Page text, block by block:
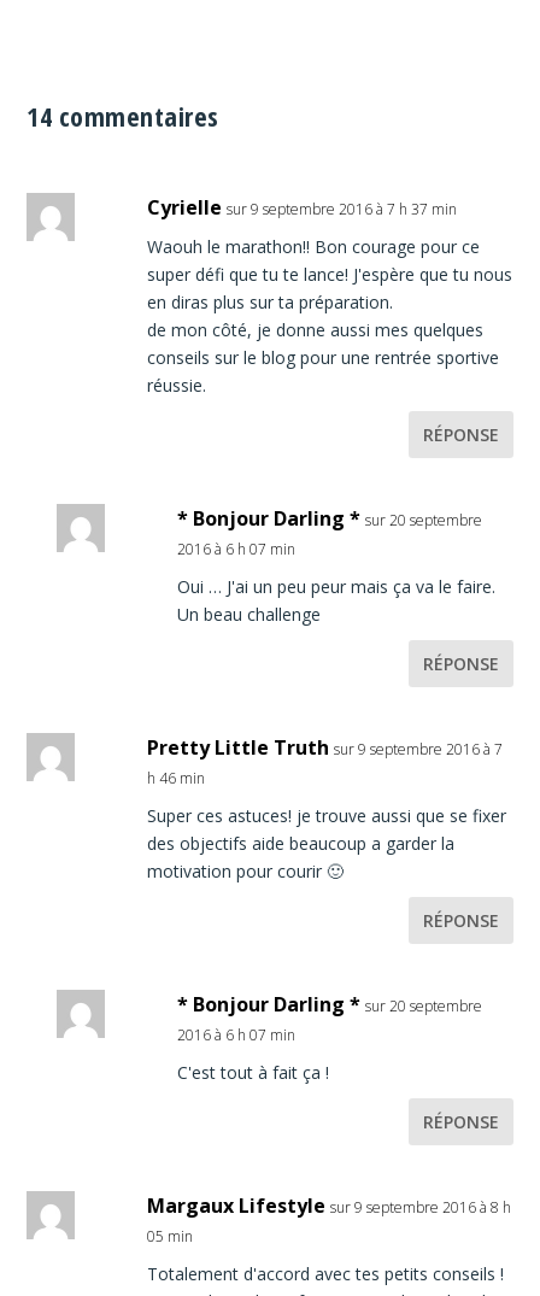
14 commentaires
Cyrielle sur 9 septembre 2016 à 7 h 37 min
Waouh le marathon!! Bon courage pour ce
super défi que tu te lance! J'espère que tu nous
en diras plus sur ta préparation.
de mon côté, je donne aussi mes quelques
conseils sur le blog pour une rentrée sportive
réussie.
RÉPONSE
* Bonjour Darling * sur 20 septembre
2016 à 6 h 07 min
Oui … J'ai un peu peur mais ça va le faire.
Un beau challenge
RÉPONSE
Pretty Little Truth sur 9 septembre 2016 à 7
h 46 min
Super ces astuces! je trouve aussi que se fixer
des objectifs aide beaucoup a garder la
motivation pour courir 🙂
RÉPONSE
* Bonjour Darling * sur 20 septembre
2016 à 6 h 07 min
C'est tout à fait ça !
RÉPONSE
Margaux Lifestyle sur 9 septembre 2016 à 8 h
05 min
Totalement d'accord avec tes petits conseils !